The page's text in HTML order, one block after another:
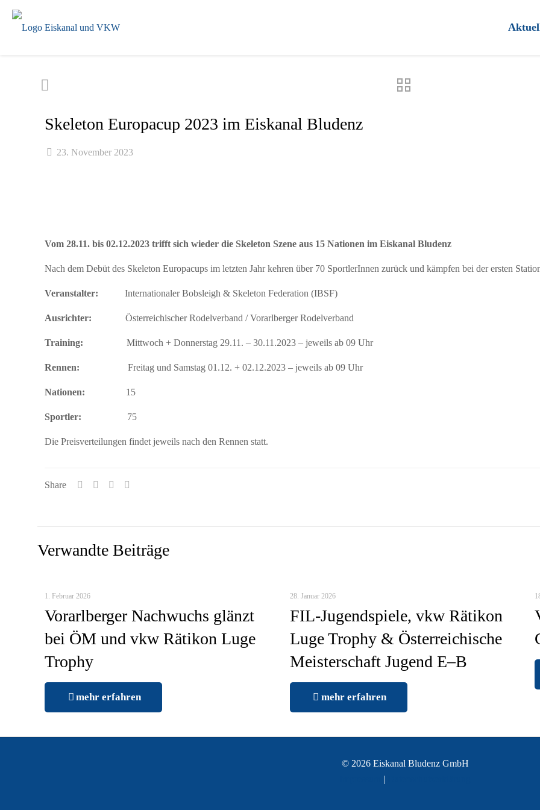
Skeleton Europacup 2023 im Eiskanal Bludenz
23. November 2023
Vom 28.11. bis 02.12.2023 trifft sich wieder die Skeleton Szene aus 15 Nationen im Eiskanal Bludenz
Nach dem Debüt des Skeleton Europacups im letzten Jahr kehren über 70 SportlerInnen zurück und kämpfen bei der ersten
Veranstalter: Internationaler Bobsleigh & Skeleton Federation (IBSF)
Ausrichter: Österreichischer Rodelverband / Vorarlberger Rodelverband
Training: Mittwoch + Donnerstag 29.11. – 30.11.2023 – jeweils ab 09 Uhr
Rennen: Freitag und Samstag 01.12. + 02.12.2023 – jeweils ab 09 Uhr
Nationen: 15
Sportler: 75
Die Preisverteilungen findet jeweils nach den Rennen statt.
Share
Verwandte Beiträge
1. Februar 2026
Vorarlberger Nachwuchs glänzt
bei ÖM und vkw Rätikon Luge
Trophy
mehr erfahren
28. Januar 2026
FIL-Jugendspiele, vkw Rätikon
Luge Trophy & Österreichische
Meisterschaft Jugend E–B
mehr erfahren
© 2026 Eiskanal Bludenz GmbH
|